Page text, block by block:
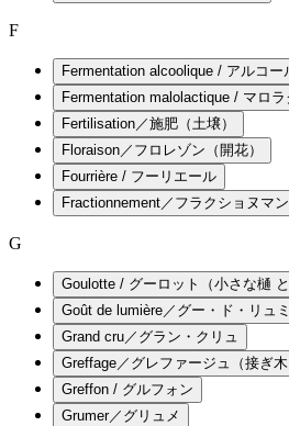
F
Fermentation alcoolique / アルコー
Fermentation malolactique / マロ
Fertilisation／施肥（土壌）
Floraison／フロレゾン（開花）
Fourrière / フーリエール
Fractionnement／フラクショヌマン
G
Goulotte /
Goût de lumière／グー・ド・リュ
Grand cru／グラン・クリュ
Greffage／グレファージュ（接ぎ木
Greffon / グルフォン
Grumer／グリュメ